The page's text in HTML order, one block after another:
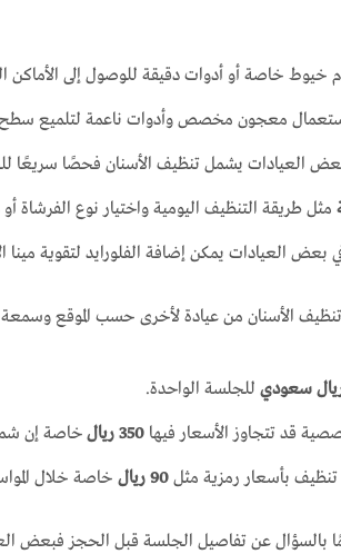
خيوط خاصة أو أدوات دقيقة للوصول إلى الأماكن
معجون مخصص وأدوات ناعمة لتلميع سطح
العيادات يشمل تنظيف الأسنان فحصًا سريعًا
مثل طريقة التنظيف اليومية واختيار نوع الفرشاة
بعض العيادات يمكن إضافة الفلورايد لتقوية مينا
الأسنان من عيادة لأخرى حسب الموقع وسمعة
للجلسة الواحدة.
قد تتجاوز الأسعار فيها 350 ريال خاصة إن
بأسعار رمزية مثل
خاصة خلال
بالسؤال عن تفاصيل الجلسة قبل الحجز فبعض